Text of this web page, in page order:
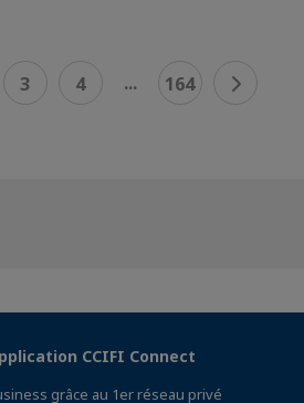
3 4 ... 164
CCIFI Connect
grâce au 1er réseau privé